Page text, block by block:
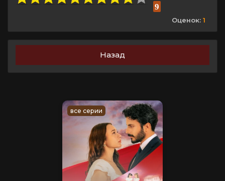
9
Оценок: 1
Назад
все серии